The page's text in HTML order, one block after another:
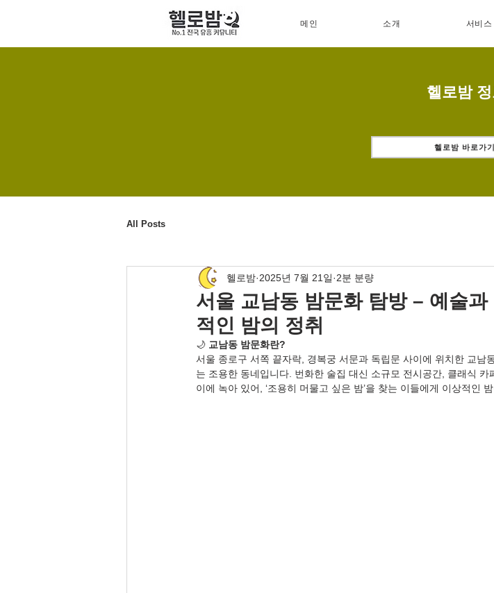
메인 소개 서비스
헬로밤
헬로밤 바로가기
All Posts
서울 교남동 밤문화 탐방 – 예술
적인 밤의 정취
헬로밤 2025년 7월 21일 2분 분량
🌙 교남동 밤문화란?
서울 종로구 서쪽 끝자락, 경복궁 서문과 독립문 사이에 위치한 교남
는 조용한 동네입니다. 번화한 술집 대신 소규모 전시공간, 클래식
이에 녹아 있어, ‘조용히 머물고 싶은 밤’을 찾는 이들에게 이상적인